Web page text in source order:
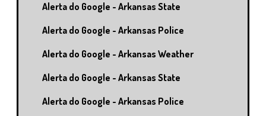
Alerta do Google - Arkansas State
Alerta do Google - Arkansas Police
Alerta do Google - Arkansas Weather
Alerta do Google - Arkansas State
Alerta do Google - Arkansas Police